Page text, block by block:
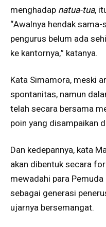
menghadap natua-tua,
“Awalnya hendak
pengurus belum ada
ke kantornya,” katanya.
Kata Simamora, meski
spontanitas, namun
telah secara bersama
poin yang disampaikan
Dan kedepannya, kata
akan dibentuk secara
mewadahi para
sebagai generasi
ujarnya bersemangat.